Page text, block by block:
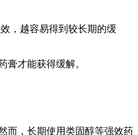
，越容易得到较长期的缓
膏才能获得缓解。
而，长期使用类固醇等强效药